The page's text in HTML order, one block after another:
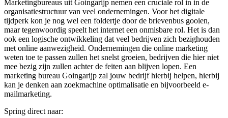
Marketingbureaus uit Goingarijp nemen een cruciale rol in in de
organisatiestructuur van veel ondernemingen. Voor het digitale
tijdperk kon je nog wel een foldertje door de brievenbus gooien,
maar tegenwoordig speelt het internet een onmisbare rol. Het is dan
ook een logische ontwikkeling dat veel bedrijven zich bezighouden
met online aanwezigheid. Ondernemingen die online marketing
weten toe te passen zullen het snelst groeien, bedrijven die hier niet
mee bezig zijn zullen achter de feiten aan blijven lopen. Een
marketing bureau Goingarijp zal jouw bedrijf hierbij helpen, hierbij
kan je denken aan zoekmachine optimalisatie en bijvoorbeeld e-
mailmarketing.
Spring direct naar: